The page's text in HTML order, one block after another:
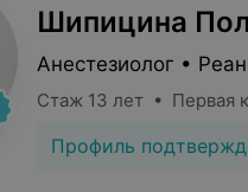
Шипицина
Анестезиолог •
Стаж 13 лет • Первая
Профиль